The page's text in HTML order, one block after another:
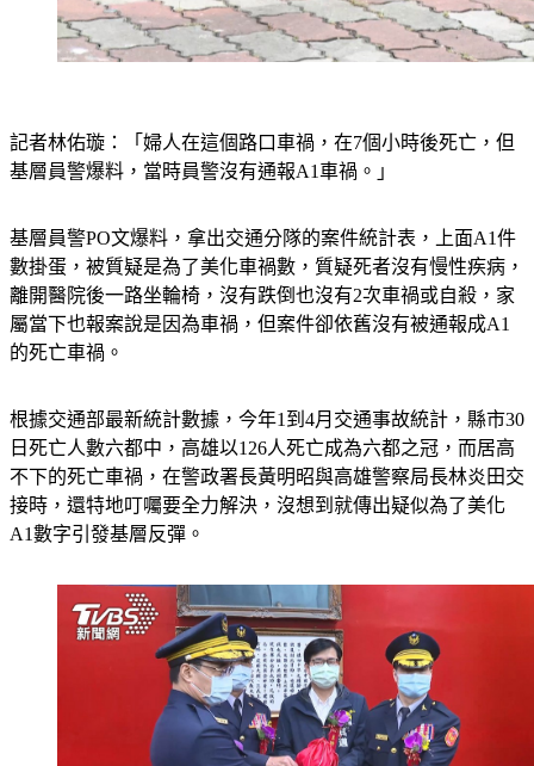
記者林佑璇：「婦人在這個路口車禍，在7個小時後死亡，但
基層員警PO文爆料，拿出交通分隊的案件統計表，上面A1件
數掛蛋，被質疑是為了美化車禍數，質疑死者沒有慢性疾病，
離開醫院後一路坐輪椅，沒有跌倒也沒有2次車禍或自殺，家
屬當下也報案說是因為車禍，但案件卻依舊沒有被通報成A1
根據交通部最新統計數據，今年1到4月交通事故統計，縣市30
日死亡人數六都中，高雄以126人死亡成為六都之冠，而居高
不下的死亡車禍，在警政署長黃明昭與高雄警察局長林炎田交
接時，還特地叮囑要全力解決，沒想到就傳出疑似為了美化